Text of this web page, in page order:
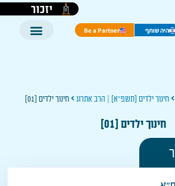
יזכור
היה שותף Be a Partner
חינוך ילדים [תשפ"א] | הרב אתרוג חינוך ילדים [01]
חינוך ילדים [01]